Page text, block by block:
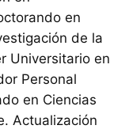
en
de la
Universitario en
Personal
en Ciencias
Actualización